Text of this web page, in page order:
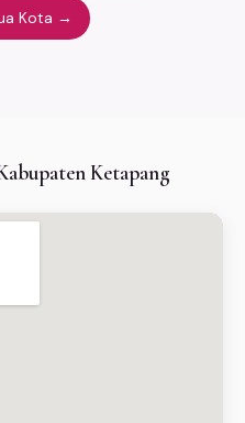
Kota →
Ketapang